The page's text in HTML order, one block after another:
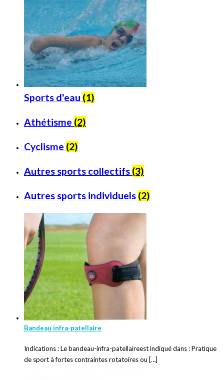
Sports d'eau (1)
Athétisme (2)
Cyclisme (2)
Autres sports collectifs (3)
Autres sports individuels (2)
Bandeau infra-patellaire
Indications : Le bandeau-infra-patellaireest indiqué dans : Pratique
de sport à fortes contraintes rotatoires ou […]